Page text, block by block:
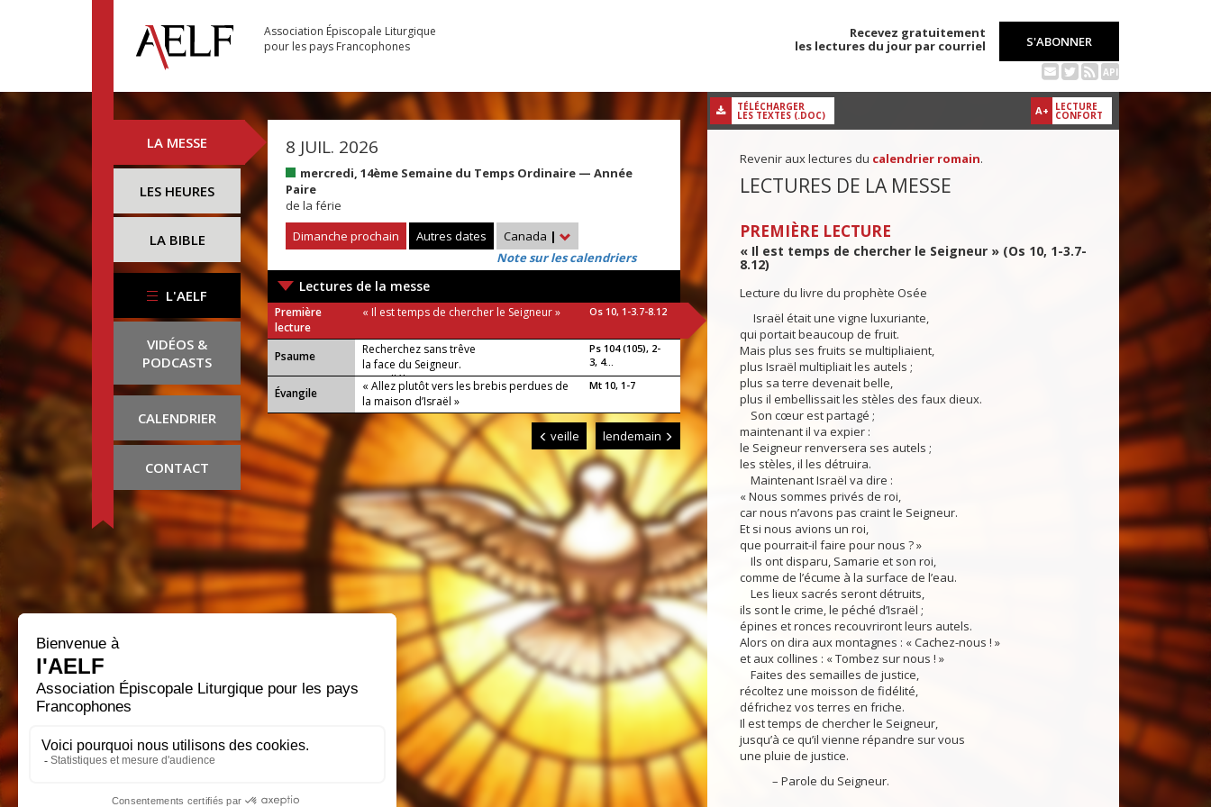
Association Épiscopale Liturgique
pour les pays Francophones
Recevez gratuitement
les lectures du jour par courriel
S'ABONNER
API
LA MESSE
LES HEURES
LA BIBLE
L'AELF
VIDÉOS &
PODCASTS
CALENDRIER
CONTACT
8 JUIL. 2026
mercredi, 14ème Semaine du Temps Ordinaire — Année
Paire
de la férie
Dimanche prochain
Autres dates Canada |
Note sur les calendriers
Lectures de la messe
Première
lecture
« Il est temps de chercher le Seigneur » Os 10, 1-3.7-8.12
Psaume
Recherchez sans trêve
la face du Seigneur.
ou : Alléluia !
Ps 104 (105), 2-
3, 4...
Évangile
« Allez plutôt vers les brebis perdues de
la maison d’Israël »
Mt 10, 1-7
veille lendemain
A+ LECTURE
CONFORT
TÉLÉCHARGER
LES TEXTES (.DOC)
Revenir aux lectures du calendrier romain.
LECTURES DE LA MESSE
PREMIÈRE LECTURE
« Il est temps de chercher le Seigneur » (Os 10, 1-3.7-
8.12)
Lecture du livre du prophète Osée
Israël était une vigne luxuriante,
qui portait beaucoup de fruit.
Mais plus ses fruits se multipliaient,
plus Israël multipliait les autels ;
plus sa terre devenait belle,
plus il embellissait les stèles des faux dieux.
Son cœur est partagé ;
maintenant il va expier :
le Seigneur renversera ses autels ;
les stèles, il les détruira.
Maintenant Israël va dire :
« Nous sommes privés de roi,
car nous n’avons pas craint le Seigneur.
Et si nous avions un roi,
que pourrait-il faire pour nous ? »
Ils ont disparu, Samarie et son roi,
comme de l’écume à la surface de l’eau.
Les lieux sacrés seront détruits,
ils sont le crime, le péché d’Israël ;
épines et ronces recouvriront leurs autels.
Alors on dira aux montagnes : « Cachez-nous ! »
et aux collines : « Tombez sur nous ! »
Faites des semailles de justice,
récoltez une moisson de fidélité,
défrichez vos terres en friche.
Il est temps de chercher le Seigneur,
jusqu’à ce qu’il vienne répandre sur vous
une pluie de justice.
– Parole du Seigneur.